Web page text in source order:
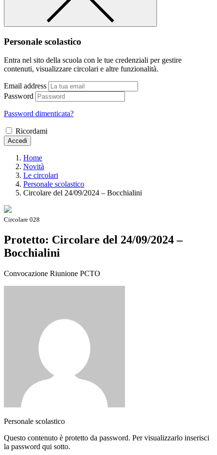
Personale scolastico
Entra nel sito della scuola con le tue credenziali per gestire
contenuti, visualizzare circolari e altre funzionalità.
Email address
Password
Password dimenticata?
Ricordami
Accedi
Home
Novità
Le circolari
Personale scolastico
Circolare del 24/09/2024 – Bocchialini
Circolare 028
Protetto: Circolare del 24/09/2024 –
Bocchialini
Convocazione Riunione PCTO
Personale scolastico
Questo contenuto è protetto da password. Per visualizzarlo inserisci
la password qui sotto.